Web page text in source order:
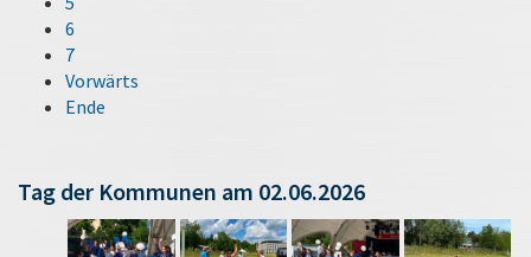
6
7
Vorwärts
Ende
Tag der Kommunen am 02.06.2026